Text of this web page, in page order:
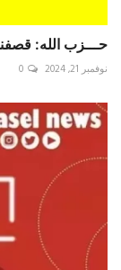
حـــزب الله:
نوفمبر 21, 2024 0